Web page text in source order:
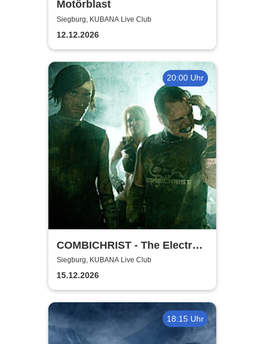
Motörblast
Siegburg, KUBANA Live Club
12.12.2026
20:00 Uhr
COMBICHRIST - The Electro
Combichristmas Tour 2026
Siegburg, KUBANA Live Club
15.12.2026
18:15 Uhr